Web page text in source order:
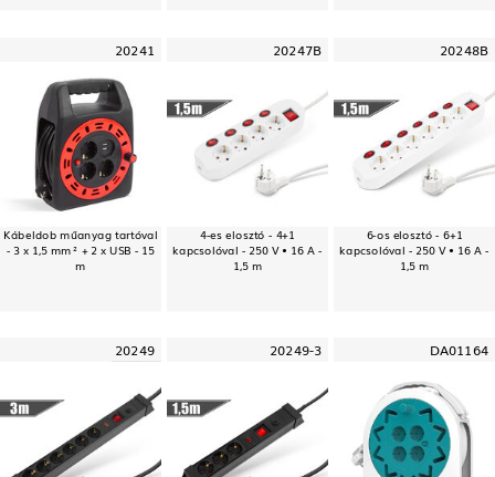
20241
Kábeldob műanyag tartóval
- 3 x 1,5 mm² + 2 x USB - 15
m
20247B
4-es elosztó - 4+1
kapcsolóval - 250 V • 16 A -
1,5 m
20248B
6-os elosztó - 6+1
kapcsolóval - 250 V • 16 A -
1,5 m
20249 20249-3 DA01164